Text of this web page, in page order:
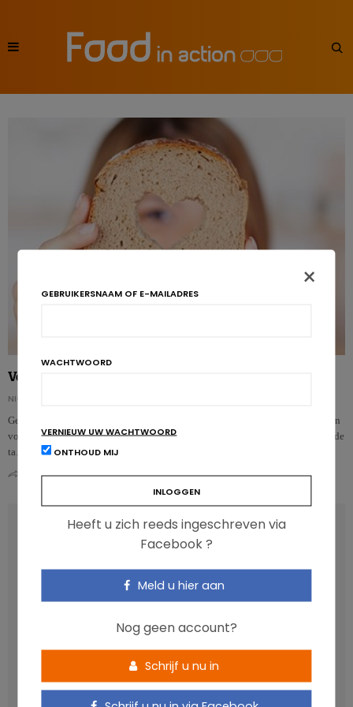
Volkoren granen leiden tot minder vetophoping
NICOLAS GUGGENBÜHL
Geraffineerde granen vervangen door volkoren granen biedt tal van voordelen
voor de gezondheid en heeft vooral een positieve impact op de evolutie van de
ta…
0
RECENT POSTS
Anthocyanen: gunstig voor de cardiometabole
Een gezonde darmmicrobiota is goed, maar wat is dat
eigenlijk?
Vis, verontreinigende stoffen en omega-3: wat zijn de
aanbevelingen?
×
GEBRUIKERSNAAM OF E-MAILADRES
WACHTWOORD
VERNIEUW UW WACHTWOORD
ONTHOUD MIJ
Heeft u zich reeds ingeschreven via
Facebook ?
Meld u hier aan
Nog geen account?
Schrijf u nu in